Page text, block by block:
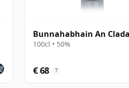
Bunnahabhain An
100cl • 50%
€ 68 ?